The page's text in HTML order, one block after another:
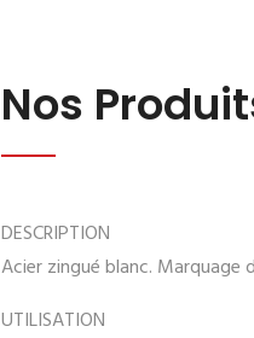
Nos
DESCRIPTION
Acier zingué blanc. Marquage
UTILISATION